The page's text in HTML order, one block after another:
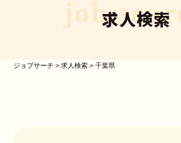
求人検索
job
ジョブサーチ >求人検索 >千葉県